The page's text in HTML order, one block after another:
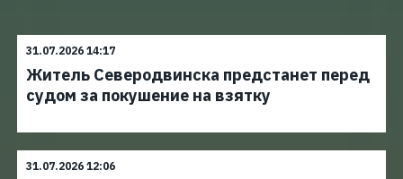
31.07.2026 14:17
Житель Северодвинска предстанет перед
судом за покушение на взятку
31.07.2026 12:06